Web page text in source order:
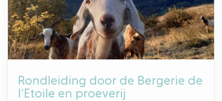
Rondleiding door de Bergerie de
l’Etoile en proeverij